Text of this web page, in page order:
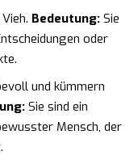
Bedeutung: Sie
oder
und kümmern
Sie sind ein
Mensch, der